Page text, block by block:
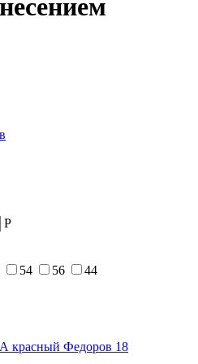
P
54 56
44
красный Федоров 18